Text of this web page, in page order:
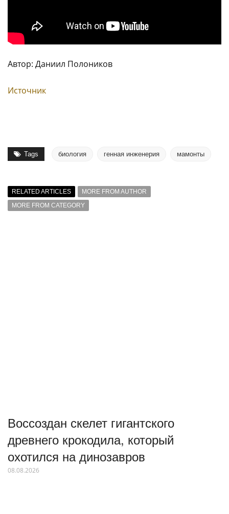
Автор: Даниил Полоников
Источник
Tags биология генная инженерия мамонты
RELATED ARTICLES
MORE FROM AUTHOR
MORE FROM CATEGORY
Воссоздан скелет гигантского
древнего крокодила, который
охотился на динозавров
08.08.2026